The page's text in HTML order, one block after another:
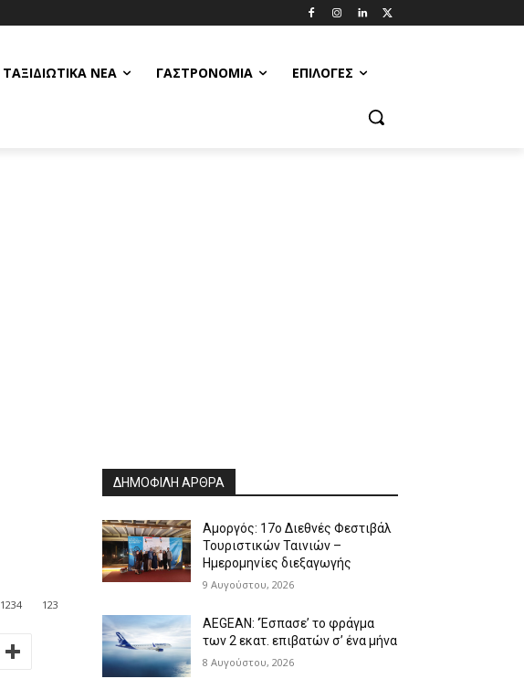
ΤΑΞΙΔΙΩΤΙΚΆ ΝΈΑ ΓΑΣΤΡΟΝΟΜΊΑ ΕΠΙΛΟΓΈΣ
123
1234
ΔΗΜΟΦΙΛΗ ΑΡΘΡΑ
Αμοργός: 17ο Διεθνές Φεστιβάλ
Τουριστικών Ταινιών –
Ημερομηνίες διεξαγωγής
9 Αυγούστου, 2026
AEGEAN: ‘Έσπασε’ το φράγμα
των 2 εκατ. επιβατών σ’ ένα μήνα
8 Αυγούστου, 2026